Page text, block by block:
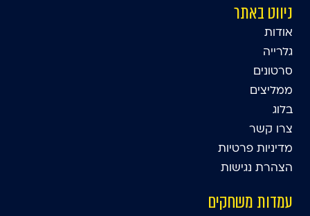
ניווט באתר
אודות
גלרייה
סרטונים
ממליצים
בלוג
צרו קשר
מדיניות פרטיות
הצהרת נגישות
עמדות משחקים